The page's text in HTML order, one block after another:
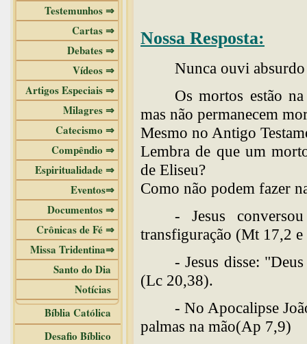
Testemunhos ⇒
Cartas ⇒
Debates ⇒
Vídeos ⇒
Artigos Especiais ⇒
Milagres ⇒
Catecismo ⇒
Compêndio ⇒
Espiritualidade ⇒
Eventos⇒
Documentos ⇒
Crônicas de Fé ⇒
Missa Tridentina⇒
Santo do Dia
Notícias
Bíblia Católica
Desafio Bíblico
Nossa Resposta:
Nunca ouvi
Os mortos estão
mas não permanecem
Mesmo no Antigo
Lembra de que um
de Eliseu?
Como não podem fazer
- Jesus
transfiguração (Mt 17,2
- Jesus disse:
(Lc 20,38).
- No Apocalipse
palmas na mão(Ap 7,9)